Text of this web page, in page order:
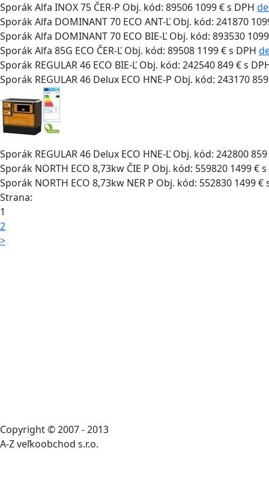
Sporák Alfa INOX 75 ČER-P Obj. kód: 89506 1099 € s DPH
Sporák Alfa DOMINANT 70 ECO ANT-Ľ Obj. kód: 241870
Sporák Alfa DOMINANT 70 ECO BIE-Ľ Obj. kód: 893530
Sporák Alfa 85G ECO ČER-Ľ Obj. kód: 89508 1199 € s DPH
Sporák REGULAR 46 ECO BIE-Ľ Obj. kód: 242540849 € s
Sporák REGULAR 46 Delux ECO HNE-P Obj. kód: 243170
Sporák REGULAR 46 Delux ECO HNE-Ľ Obj. kód: 242800
Sporák NORTH ECO 8,73kw ČIE P Obj. kód: 559820 1499 €
Sporák NORTH ECO 8,73kw NER P Obj. kód: 552830 1499 €
Strana:
1
2
>
Copyright © 2007 - 2013
A-Z veľkoobchod s.r.o.